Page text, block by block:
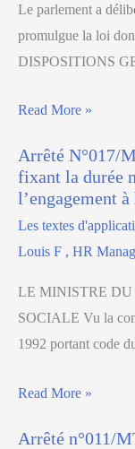
Le parlement a
promulgue la loi
DISPOSITIONS
Read More »
Arrêté N°017/
fixant la durée
l’engagement à
Les textes
Louis F , HR
LE MINISTRE
SOCIALE Vu la
1992 portant code
Read More »
Arrêté n°011/